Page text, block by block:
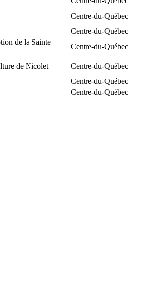
Centre-du-Québec
Centre-du-Québec
de la Sainte
Centre-du-Québec
de Nicolet Centre-du-Québec
Centre-du-Québec
Centre-du-Québec